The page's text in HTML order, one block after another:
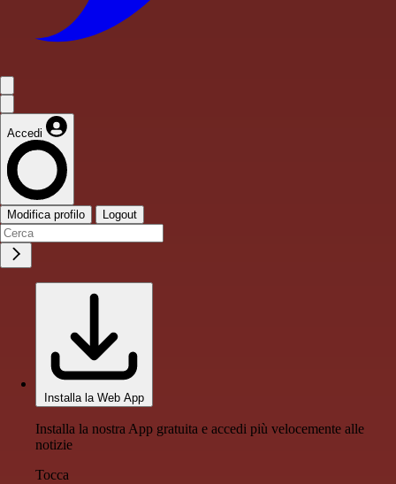
Accedi
Modifica profilo Logout
Installa la Web App
Installa la nostra App gratuita e accedi più velocemente alle
notizie
Tocca